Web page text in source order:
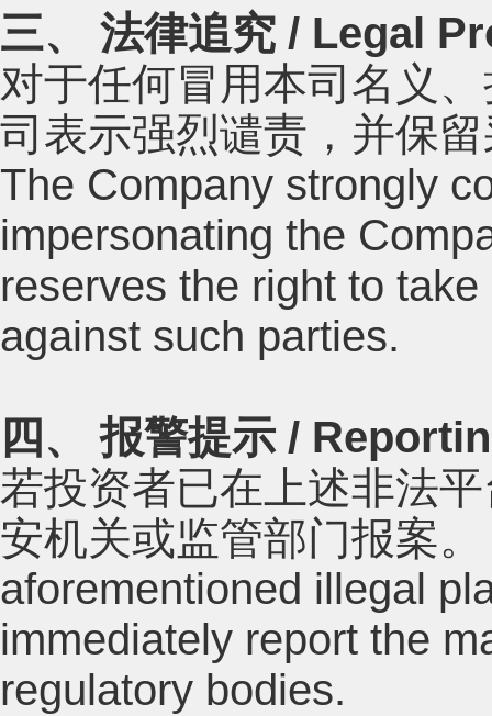
三、 法律追究 / Legal
对于任何冒用本司名义
司表示强烈谴责，并保
The Company strongly
impersonating the
reserves the right to
against such parties.
四、 报警提示 /
若投资者已在上述非法
安机关或监管部门报案
aforementioned illegal
immediately report the
regulatory bodies.